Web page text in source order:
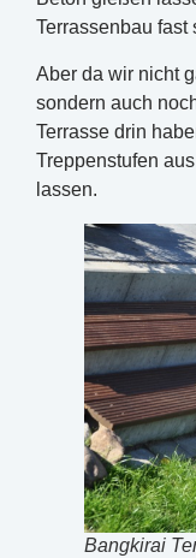
Terrassenbau fast
Aber da wir nicht
sondern auch
Terrasse drin
Treppenstufen
lassen.
Bangkirai